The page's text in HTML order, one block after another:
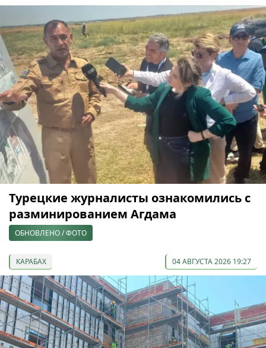
Турецкие журналисты ознакомились с
разминированием Агдама
ОБНОВЛЕНО / ФОТО
КАРАБАХ 04 АВГУСТА 2026 19:27